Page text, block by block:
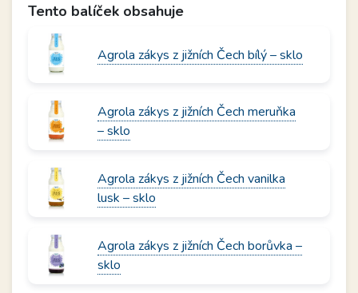
Tento balíček obsahuje
Agrola zákys z jižních Čech bílý – sklo
Agrola zákys z jižních Čech meruňka
– sklo
Agrola zákys z jižních Čech vanilka
lusk – sklo
Agrola zákys z jižních Čech borůvka –
sklo